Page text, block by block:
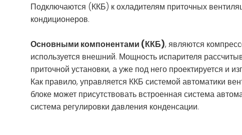
Подключаются (ККБ) к охладителям приточных
кондиционеров.
Основными компонентами (ККБ), являются
используется внешний. Мощность испарителя
приточной установки, а уже под него проектируется и
Как правило, управляется ККБ системой автоматики
блоке может присутствовать встроенная система
система регулировки давления конденсации.